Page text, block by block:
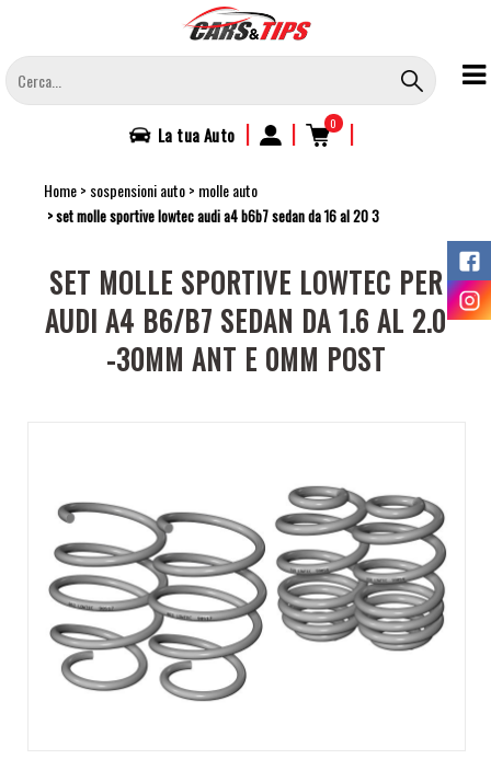
contenuto
principale
La tuaAuto | | 0 |
Home sospensioni auto molle auto
set molle sportive lowtec audi a4 b6b7 sedan da 16 al 20 3
SET MOLLE SPORTIVE LOWTEC PER
AUDI A4 B6/B7 SEDAN DA 1.6 AL 2.0
-30MM ANT E 0MM POST